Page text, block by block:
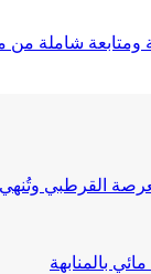
ومتابعة شاملة
القرطبي وتُنهي
بالمنابهة